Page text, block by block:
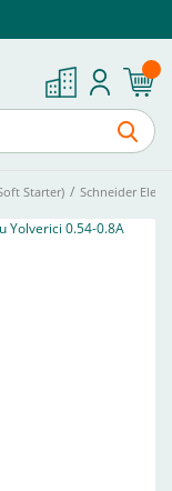
Starter) Schneider